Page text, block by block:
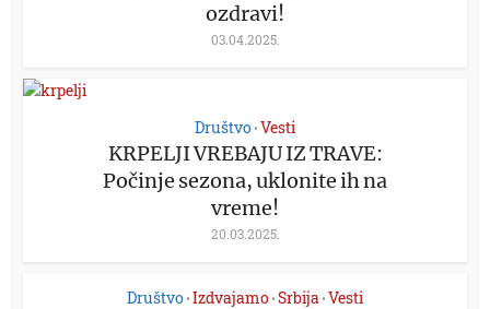
ozdravi!
03.04.2025.
Društvo•Vesti
KRPELJI VREBAJU IZ TRAVE:
Počinje sezona, uklonite ih na
vreme!
20.03.2025.
Društvo•Izdvajamo•Srbija•Vesti